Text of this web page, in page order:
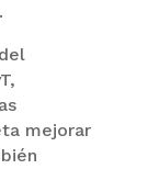
mejorar